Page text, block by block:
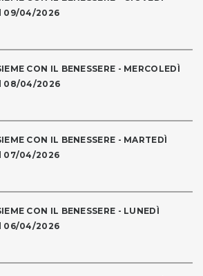
09/04/2026
CON IL BENESSERE - MERCOLEDÌ
08/04/2026
CON IL BENESSERE - MARTEDÌ
07/04/2026
CON IL BENESSERE - LUNEDÌ
06/04/2026